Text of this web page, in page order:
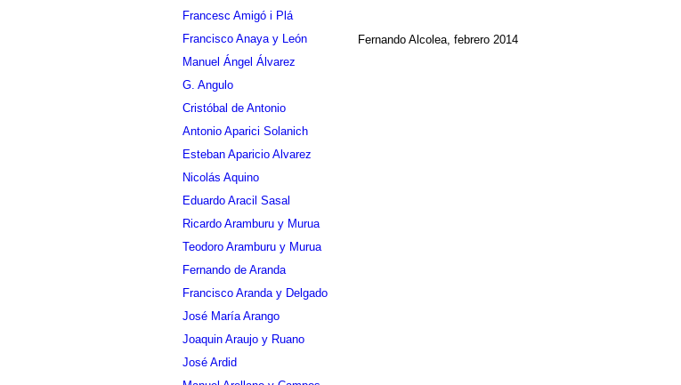
Francesc Amigó i Plá
Francisco Anaya y León
Manuel Ángel Álvarez
G. Angulo
Cristóbal de Antonio
Antonio Aparici Solanich
Esteban Aparicio Alvarez
Nicolás Aquino
Eduardo Aracil Sasal
Ricardo Aramburu y Murua
Teodoro Aramburu y Murua
Fernando de Aranda
Francisco Aranda y Delgado
José María Arango
Joaquin Araujo y Ruano
José Ardid
Fernando Alcolea, febrero 2014